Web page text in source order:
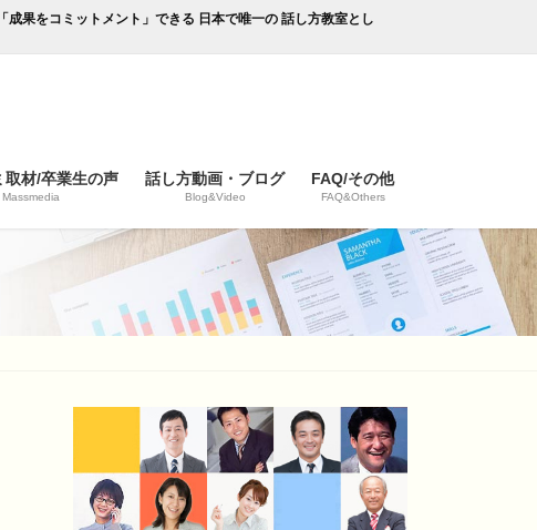
果をコミットメント」できる 日本で唯一の 話し方教室とし
取材/卒業生の声
Massmedia
話し方動画・ブログ
Blog&Video
FAQ/その他
FAQ&Others